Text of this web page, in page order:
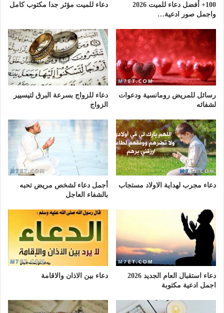
100+ أفضل دعاء للميت 2026
واجمل صور ادعية…
دعاء للميت مؤثر جدا مكتوب كامل
رسائل للمريض رومانسية ودعوات
لشفائه
دعاء للزواج بسرعة البرق لتيسيير
الزواج
دعاء مجرب لهداية الاولاد مستجاب
أجمل دعاء لشخص مريض تحبه
بالشفاء العاجل
دعاء استقبال العام الجديد 2026
اجمل ادعية مكتوبة
دعاء بين الاذان والاقامة